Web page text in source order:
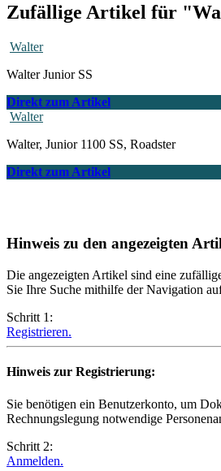
Zufällige Artikel für
Walter
Walter Junior SS
Direkt zum Artikel
Walter
Walter, Junior 1100 SS, Roadster
Direkt zum Artikel
Hinweis zu den angezeigten
Die angezeigten Artikel sind eine
Sie Ihre Suche mithilfe der Navigation
Schritt 1:
Registrieren.
Hinweis zur Registrierung:
Sie benötigen ein Benutzerkonto, um
Rechnungslegung notwendige
Schritt 2:
Anmelden.